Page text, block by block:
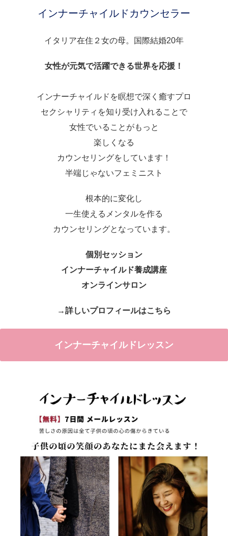
インナーチャイルドカウンセラー
イタリア在住２女の母。国際結婚20年
女性が元気で活躍できる世界を応援！
インナーチャイルドを瞑想で深く癒すプロ
セクシャリティを知り受け入れることで
女性でいることがもっと
楽しくなる
カウンセリングをしています！
半端じゃないフェミニスト
根本的に変化し
一生使えるメンタルを作る
カウンセリングとなっています。
個別セッション
インナーチャイルド養成講座
オンラインサロン
→詳しいプロフィールはこちら
インナーチャイルドレッスン